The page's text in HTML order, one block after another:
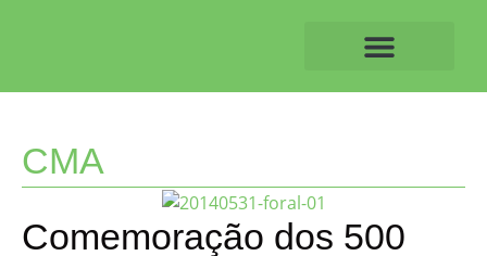
CMA
Comemoração dos 500